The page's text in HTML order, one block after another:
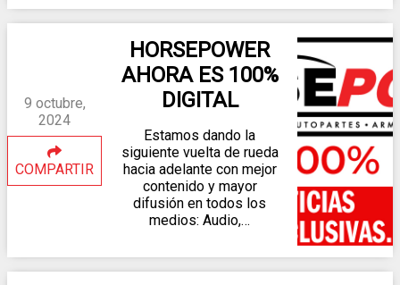
9 octubre,
2024
COMPARTIR
HORSEPOWER
AHORA ES 100%
DIGITAL
Estamos dando la
siguiente vuelta de rueda
hacia adelante con mejor
contenido y mayor
difusión en todos los
medios: Audio,…